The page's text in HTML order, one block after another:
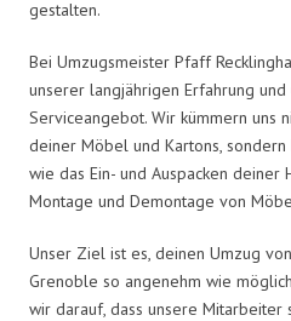
gestalten.
Bei Umzugsmeister Pfaff
unserer langjährigen Erfahrung
Serviceangebot. Wir kümmern uns
deiner Möbel und Kartons,
wie das Ein- und Auspacken
Montage und Demontage von
Unser Ziel ist es, deinen Umzug
Grenoble so angenehm wie
wir darauf, dass unsere